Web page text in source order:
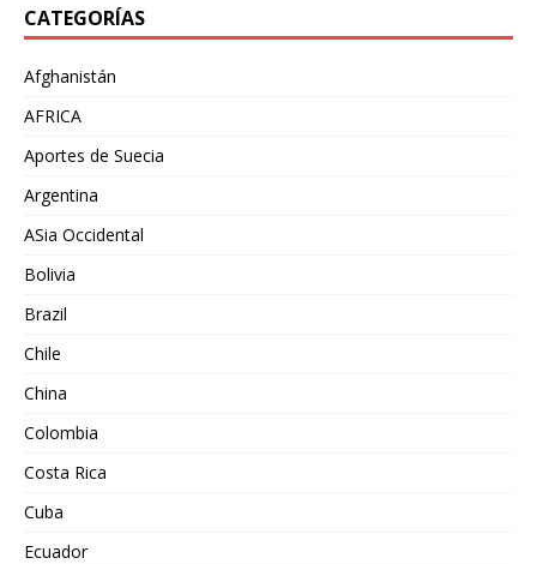
CATEGORÍAS
Afghanistán
AFRICA
Aportes de Suecia
Argentina
ASia Occidental
Bolivia
Brazil
Chile
China
Colombia
Costa Rica
Cuba
Ecuador